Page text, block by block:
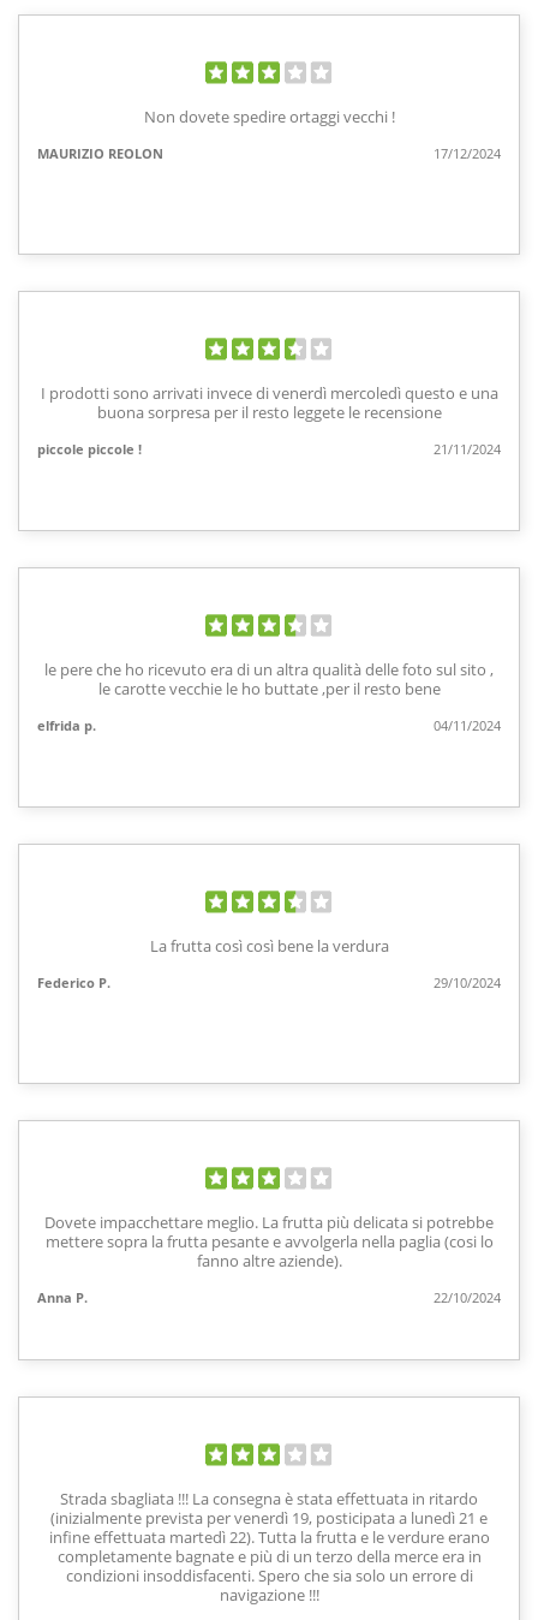
Non dovete spedire ortaggi vecchi !
MAURIZIO REOLON 17/12/2024
I prodotti sono arrivati invece di venerdì mercoledì questo e una
buona sorpresa per il resto leggete le recensione
piccole piccole ! 21/11/2024
le pere che ho ricevuto era di un altra qualità delle foto sul sito ,
le carotte vecchie le ho buttate ,per il resto bene
elfrida p. 04/11/2024
La frutta così così bene la verdura
Federico P. 29/10/2024
Dovete impacchettare meglio. La frutta più delicata si potrebbe
mettere sopra la frutta pesante e avvolgerla nella paglia (cosi lo
fanno altre aziende).
Anna P. 22/10/2024
Strada sbagliata !!! La consegna è stata effettuata in ritardo
(inizialmente prevista per venerdì 19, posticipata a lunedì 21 e
infine effettuata martedì 22). Tutta la frutta e le verdure erano
completamente bagnate e più di un terzo della merce era in
condizioni insoddisfacenti. Spero che sia solo un errore di
navigazione !!!